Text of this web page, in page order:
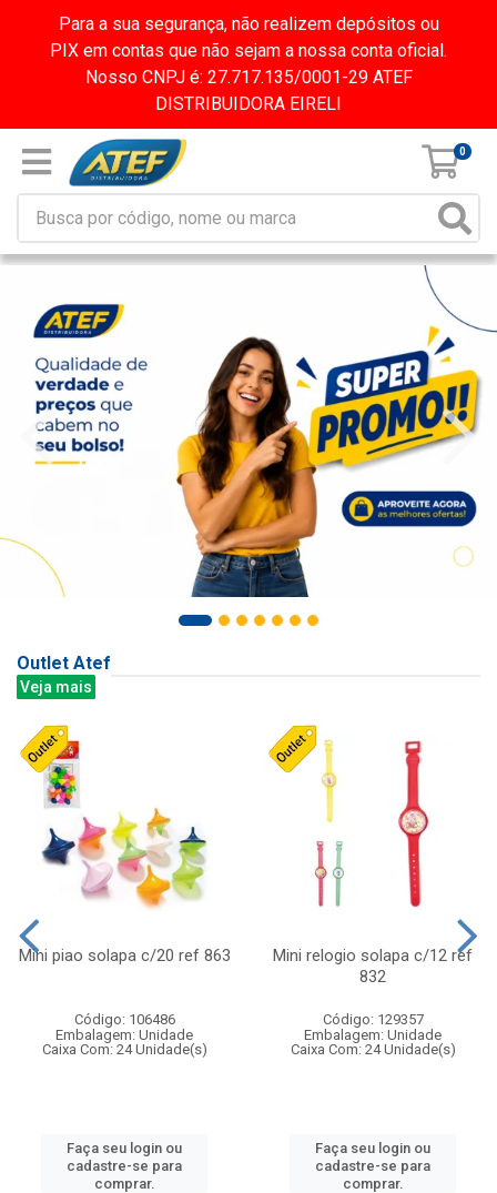
Para a sua segurança, não realizem depósitos ou
PIX em contas que não sejam a nossa conta oficial.
Nosso CNPJ é: 27.717.135/0001-29 ATEF
DISTRIBUIDORA EIRELI
0
Outlet Atef
Veja mais
Mini piao solapa c/20 ref 863
Código: 106486
Embalagem: Unidade
Caixa Com: 24 Unidade(s)
Faça seu login ou
cadastre-se para
comprar.
Mini relogio solapa c/12 ref
832
Código: 129357
Embalagem: Unidade
Caixa Com: 24 Unidade(s)
Faça seu login ou
cadastre-se para
comprar.